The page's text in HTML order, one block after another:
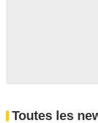
Toutes les